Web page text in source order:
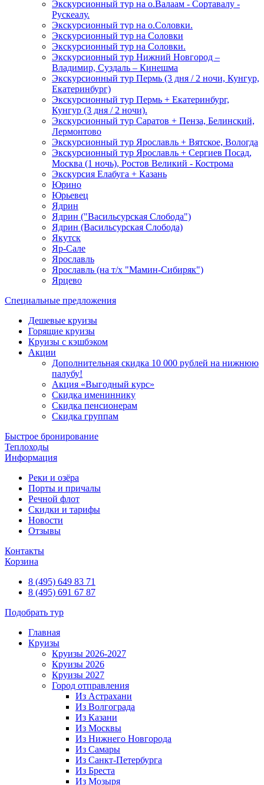
Экскурсионный тур на о.Валаам - Сортавалу -
Рускеалу.
Экскурсионный тур на о.Соловки.
Экскурсионный тур на Соловки
Экскурсионный тур на Соловки.
Экскурсионный тур Нижний Новгород –
Владимир, Суздаль – Кинешма
Экскурсионный тур Пермь (3 дня / 2 ночи, Кунгур,
Екатеринбург)
Экскурсионный тур Пермь + Екатеринбург,
Кунгур (3 дня / 2 ночи).
Экскурсионный тур Саратов + Пенза, Белинский,
Лермонтово
Экскурсионный тур Ярославль + Вятское, Вологда
Экскурсионный тур Ярославль + Сергиев Посад,
Москва (1 ночь), Ростов Великий - Кострома
Экскурсия Елабуга + Казань
Юрино
Юрьевец
Ядрин
Ядрин ("Васильсурская Слобода")
Ядрин (Васильсурская Слобода)
Якутск
Яр-Сале
Ярославль
Ярославль (на т/х "Мамин-Сибиряк")
Ярцево
Специальные предложения
Дешевые круизы
Горящие круизы
Круизы с кэшбэком
Акции
Дополнительная скидка 10 000 рублей на нижнюю
палубу!
Акция «Выгодный курс»
Скидка имениннику
Скидка пенсионерам
Скидка группам
Быстрое бронирование
Теплоходы
Информация
Реки и озёра
Порты и причалы
Речной флот
Скидки и тарифы
Новости
Отзывы
Контакты
Корзина
8 (495) 649 83 71
8 (495) 691 67 87
Подобрать тур
Главная
Круизы
Круизы 2026-2027
Круизы 2026
Круизы 2027
Город отправления
Из Астрахани
Из Волгограда
Из Казани
Из Москвы
Из Нижнего Новгорода
Из Самары
Из Санкт-Петербурга
Из Бреста
Из Мозыря